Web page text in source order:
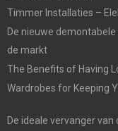
Timmer Installaties –
De nieuwe
de markt
The Benefits of Having
Wardrobes for Keeping
De ideale vervanger van